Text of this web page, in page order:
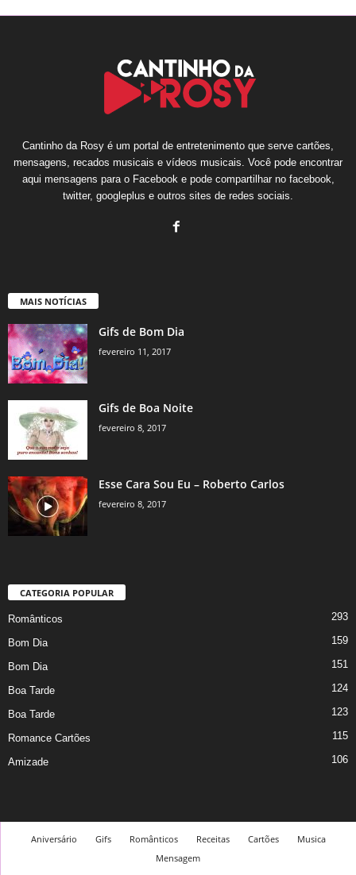
Cantinho da Rosy é um portal de entretenimento que serve cartões,
mensagens, recados musicais e vídeos musicais. Você pode encontrar
aqui mensagens para o Facebook e pode compartilhar no facebook,
twitter, googleplus e outros sites de redes sociais.
MAIS NOTÍCIAS
Gifs de Bom Dia
fevereiro 11, 2017
Gifs de Boa Noite
fevereiro 8, 2017
Esse Cara Sou Eu – Roberto Carlos
fevereiro 8, 2017
CATEGORIA POPULAR
Românticos 293
Bom Dia 159
Bom Dia 151
Boa Tarde 124
Boa Tarde 123
Romance Cartões 115
Amizade 106
Aniversário Gifs Românticos Receitas Cartões
Musica
Mensagem